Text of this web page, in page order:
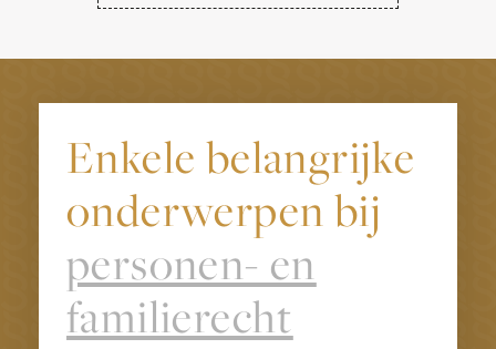
Enkele belangrijke
onderwerpen bij
personen- en
familierecht